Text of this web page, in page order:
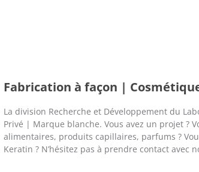
Fabrication à façon |
La division Recherche et Développement du
Privé | Marque blanche. Vous avez un projet ?
alimentaires, produits capillaires, parfums ?
Keratin ? N’hésitez pas à prendre contact avec